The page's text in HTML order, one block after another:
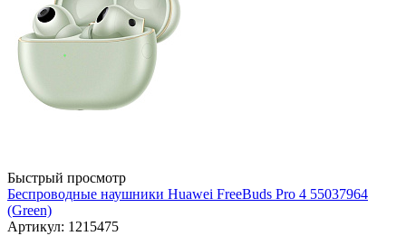
Быстрый просмотр
Беспроводные наушники Huawei FreeBuds Pro 4 55037964
(Green)
Артикул: 1215475